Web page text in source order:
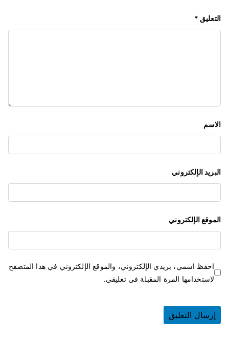
م
ق
ت
التعليق *
الاسم
البريد الإلكتروني
الموقع الإلكتروني
احفظ اسمي، بريدي الإلكتروني، والموقع الإلكتروني في هذا المتصفح
لاستخدامها المرة المقبلة في تعليقي.